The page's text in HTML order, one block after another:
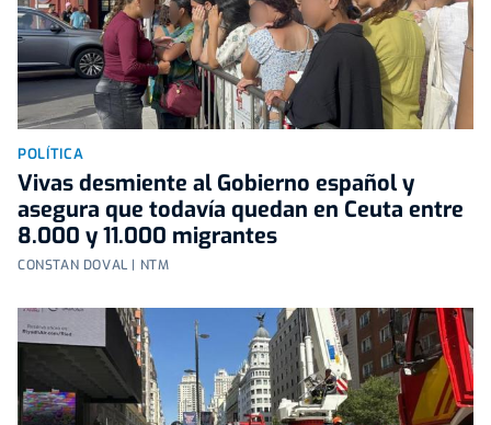
POLÍTICA
Vivas desmiente al Gobierno español y
asegura que todavía quedan en Ceuta entre
8.000 y 11.000 migrantes
CONSTAN DOVAL | NTM